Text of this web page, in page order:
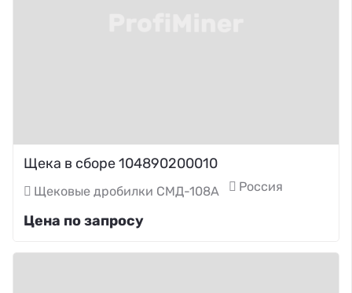
Щека в сборе 104890200010
Щековые дробилки СМД-108А Россия
Цена по запросу